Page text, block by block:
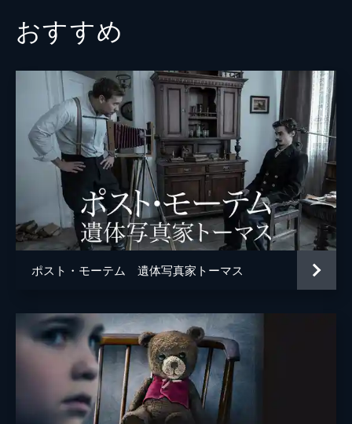
音楽
製作 マチュー・ワルテル
クレマン・ミゼレ
おすすめ
ポスト・モーテム 遺体写真家トーマス